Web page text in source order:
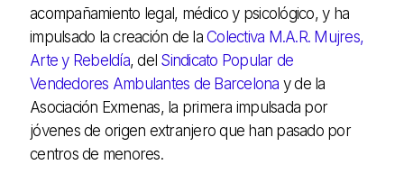
acompañamiento legal, médico y psicológico, y ha
impulsado la creación de la Colectiva M.A.R. Mujres,
Arte y Rebeldía, del Sindicato Popular de
Vendedores Ambulantes de Barcelona y de la
Asociación Exmenas, la primera impulsada por
jóvenes de origen extranjero que han pasado por
centros de menores.